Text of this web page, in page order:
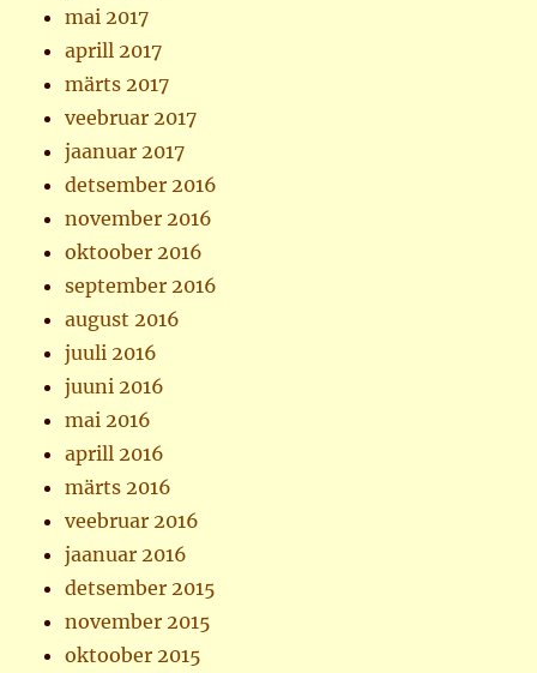
mai 2017
aprill 2017
märts 2017
veebruar 2017
jaanuar 2017
detsember 2016
november 2016
oktoober 2016
september 2016
august 2016
juuli 2016
juuni 2016
mai 2016
aprill 2016
märts 2016
veebruar 2016
jaanuar 2016
detsember 2015
november 2015
oktoober 2015